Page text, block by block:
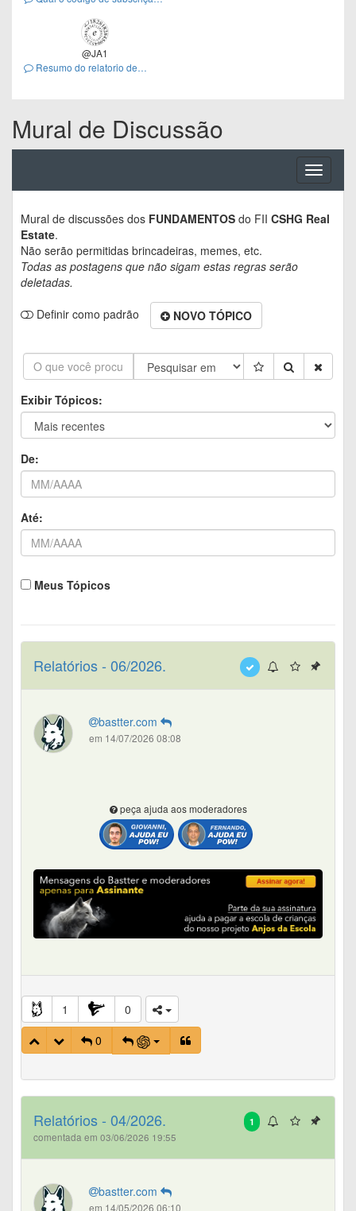
@JA1
Resumo do relatorio de
Mural de Discussão
Toggle
Mural de discussões dos FUNDAMENTOS do FII CSHG Real
Estate.
Não serão permitidas brincadeiras, memes, etc.
Todas as postagens que não sigam estas regras serão
deletadas.
Definir como padrão
NOVO TÓPICO
Exibir Tópicos:
De:
Até:
Meus Tópicos
Relatórios - 06/2026.
bastter.com
em 14/07/2026 08:08
peça ajuda aos moderadores
1
0
0
1
Relatórios - 04/2026.
comentada em 03/06/2026 19:55
bastter.com
em 14/05/2026 06:10